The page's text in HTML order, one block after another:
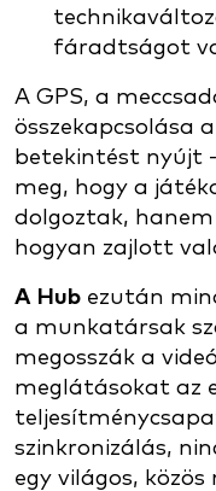
fáradtságot
A GPS, a
összekapcsolása
betekintést nyújt
meg, hogy a
dolgoztak,
hogyan zajlott
A Hub ezután
a munkatársak
megosszák a
meglátásokat az
szinkronizálás,
egy világos,